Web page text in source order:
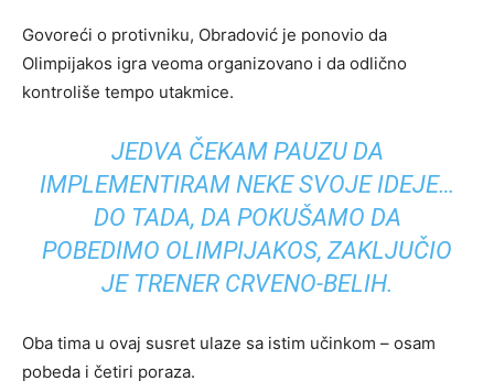
Govoreći o protivniku, Obradović je ponovio da
Olimpijakos igra veoma organizovano i da odlično
kontroliše tempo utakmice.
JEDVA ČEKAM PAUZU DA
IMPLEMENTIRAM NEKE SVOJE IDEJE…
DO TADA, DA POKUŠAMO DA
POBEDIMO OLIMPIJAKOS, ZAKLJUČIO
JE TRENER CRVENO-BELIH.
Oba tima u ovaj susret ulaze sa istim učinkom – osam
pobeda i četiri poraza.